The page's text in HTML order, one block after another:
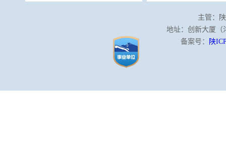
主管：
地址：创新大厦（
备案号：
陕